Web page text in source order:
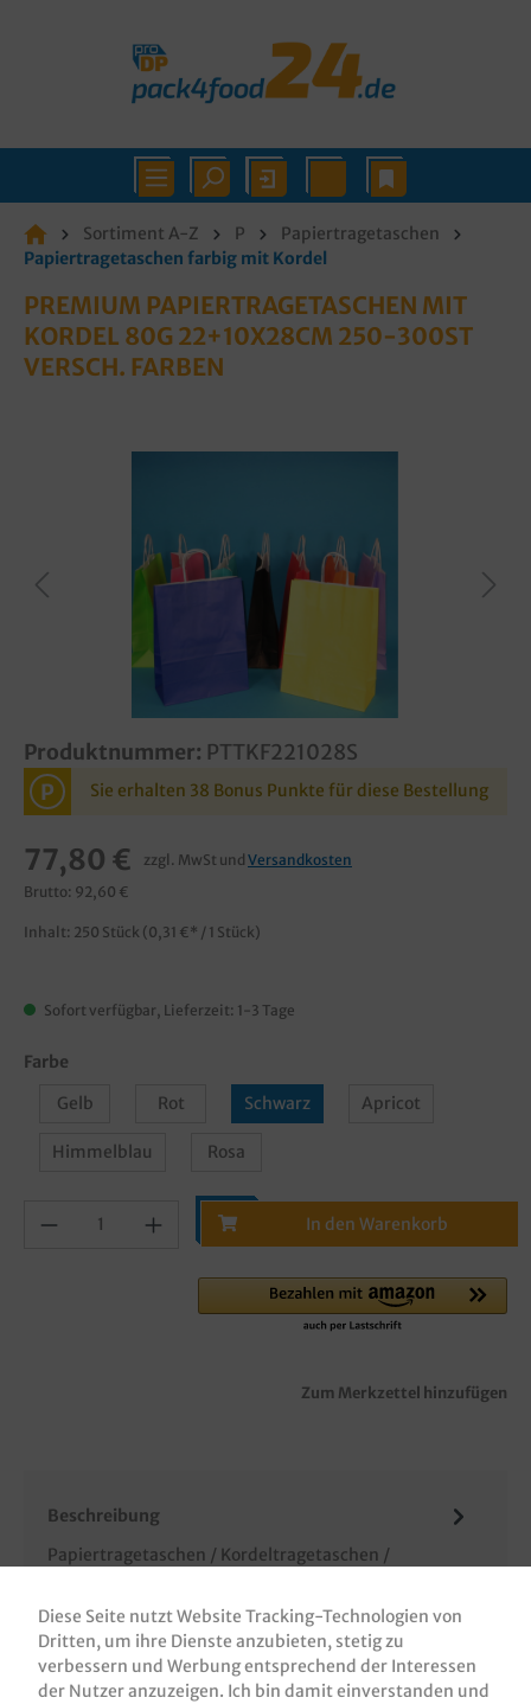
Sortiment A-Z P
Papiertragetaschen
Papiertragetaschen farbig mit Kordel
PREMIUM PAPIERTRAGETASCHEN MIT
KORDEL 80G 22+10X28CM 250-300ST
VERSCH. FARBEN
Produktnummer: PTTKF221028S
P Sie erhalten 38 Bonus Punkte für diese Bestellung
77,80 € zzgl. MwSt und Versandkosten
Brutto: 92,60 €
Inhalt: 250 Stück (0,31 €* / 1 Stück)
Sofort verfügbar, Lieferzeit: 1-3 Tage
Farbe
Gelb
Rot Schwarz Apricot
Himmelblau Rosa
In den Warenkorb
Zum Merkzettel hinzufügen
Beschreibung
Papiertragetaschen / Kordeltragetaschen /
vollflächig bedruckt in versch…
Bewertungen
Informationen zur Produktsicherheit
Diese Seite nutzt Website Tracking-Technologien von
Dritten, um ihre Dienste anzubieten, stetig zu
verbessern und Werbung entsprechend der Interessen
der Nutzer anzuzeigen. Ich bin damit einverstanden und